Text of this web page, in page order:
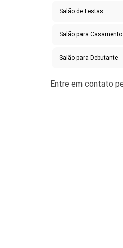
Salão de Festas
Salão para Casamento
Salão para Debutante